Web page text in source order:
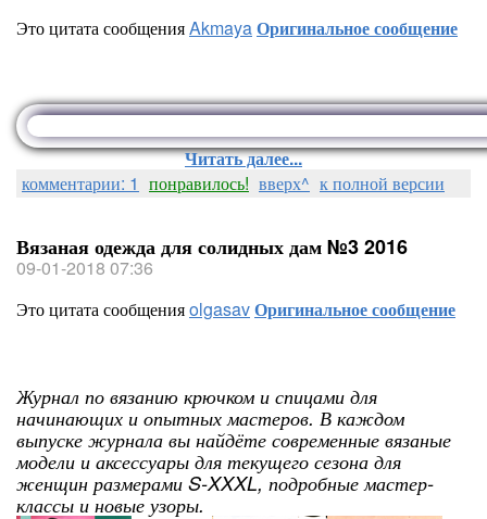
Это цитата сообщенияAkmayaОригинальное сообщение
Читать далее...
комментарии: 1 понравилось! вверх^ к полной версии
Вязаная одежда для солидных дам №3 2016
09-01-2018 07:36
Это цитата сообщенияolgasavОригинальное сообщение
Журнал по вязанию крючком и спицами для
начинающих и опытных мастеров. В каждом
выпуске журнала вы найдёте современные вязаные
модели и аксессуары для текущего сезона для
женщин размерами S-XXXL, подробные мастер-
классы и новые узоры.